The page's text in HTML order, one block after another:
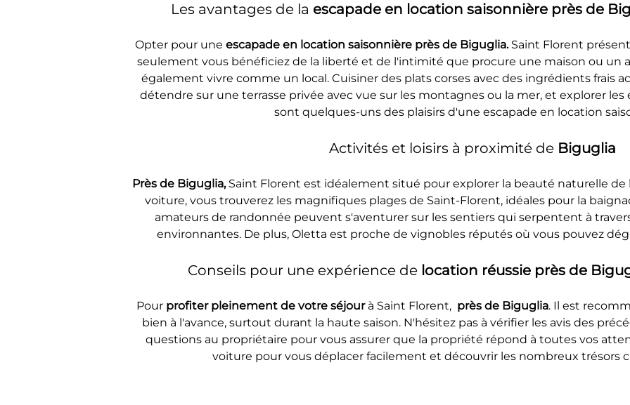
Les avantages de la escapade en location saisonnière près de
Opter pour une escapade en location saisonnière près de Biguglia. Saint Florent
seulement vous bénéficiez de la liberté et de l'intimité que procure une maison ou un
également vivre comme un local. Cuisiner des plats corses avec des ingrédients frais
détendre sur une terrasse privée avec vue sur les montagnes ou la mer, et explorer
sont quelques-uns des plaisirs d'une escapade en location
Activités et loisirs à proximité de Biguglia
Près de Biguglia, Saint Florent est idéalement situé pour explorer la beauté naturelle de
voiture, vous trouverez les magnifiques plages de Saint-Florent, idéales pour la
amateurs de randonnée peuvent s'aventurer sur les sentiers qui serpentent à
environnantes. De plus, Oletta est proche de vignobles réputés où vous pouvez
Conseils pour une expérience de location réussie près de
Pour profiter pleinement de votre séjour à Saint Florent, près de Biguglia. Il est
bien à l'avance, surtout durant la haute saison. N'hésitez pas à vérifier les avis des
questions au propriétaire pour vous assurer que la propriété répond à toutes vos
voiture pour vous déplacer facilement et découvrir les nombreux trésors